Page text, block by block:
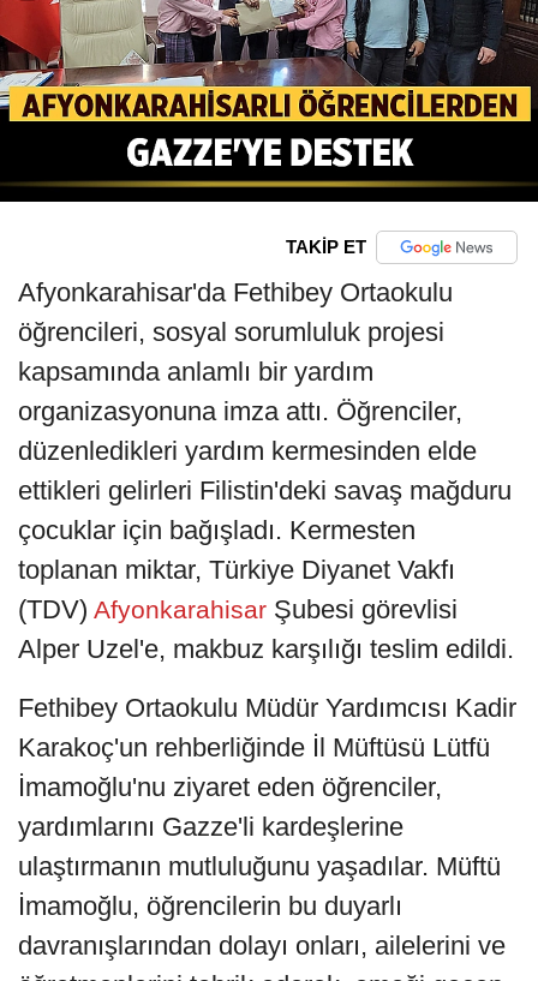
TAKİP ET
Afyonkarahisar'da Fethibey Ortaokulu
öğrencileri, sosyal sorumluluk projesi
kapsamında anlamlı bir yardım
organizasyonuna imza attı. Öğrenciler,
düzenledikleri yardım kermesinden elde
ettikleri gelirleri Filistin'deki savaş mağduru
çocuklar için bağışladı. Kermesten
toplanan miktar, Türkiye Diyanet Vakfı
(TDV) Afyonkarahisar Şubesi görevlisi
Alper Uzel'e, makbuz karşılığı teslim edildi.
Fethibey Ortaokulu Müdür Yardımcısı Kadir
Karakoç'un rehberliğinde İl Müftüsü Lütfü
İmamoğlu'nu ziyaret eden öğrenciler,
yardımlarını Gazze'li kardeşlerine
ulaştırmanın mutluluğunu yaşadılar. Müftü
İmamoğlu, öğrencilerin bu duyarlı
davranışlarından dolayı onları, ailelerini ve